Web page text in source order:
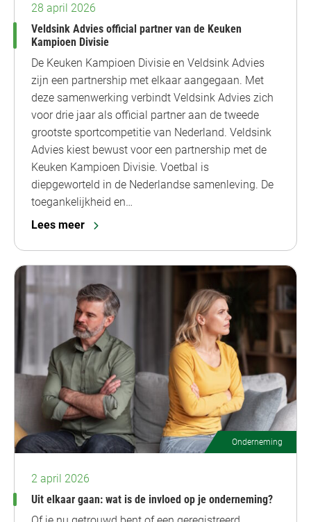
28 april 2026
Veldsink Advies official partner van de Keuken
Kampioen Divisie
De Keuken Kampioen Divisie en Veldsink Advies
zijn een partnership met elkaar aangegaan. Met
deze samenwerking verbindt Veldsink Advies zich
voor drie jaar als official partner aan de tweede
grootste sportcompetitie van Nederland. Veldsink
Advies kiest bewust voor een partnership met de
Keuken Kampioen Divisie. Voetbal is
diepgeworteld in de Nederlandse samenleving. De
toegankelijkheid en…
Lees meer
Onderneming
2 april 2026
Uit elkaar gaan: wat is de invloed op je onderneming?